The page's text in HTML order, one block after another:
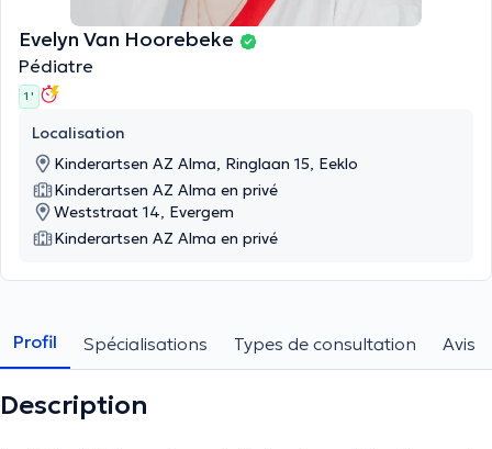
Evelyn Van Hoorebeke
Pédiatre
1 '
Localisation
Kinderartsen AZ Alma, Ringlaan 15, Eeklo
Kinderartsen AZ Alma en privé
Weststraat 14, Evergem
Kinderartsen AZ Alma en privé
Profil Spécialisations Types de consultation Avis
Description